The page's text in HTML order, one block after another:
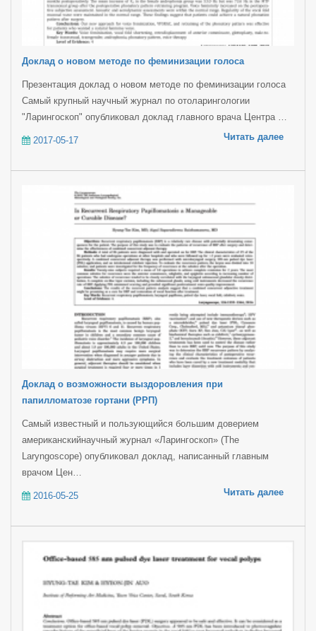
Доклад о новом методе по феминизации голоса
Презентация доклад о новом методе по феминизации голоса
Самый крупный научный журнал по отоларингологии
"Ларингоскоп" опубликовал доклад главного врача Центра …
2017-05-17 Читать далее
Доклад о возможности выздоровления при
папилломатозе гортани (РРП)
Самый известный и пользующийся большим доверием
американскийнаучный журнал «Ларингоскоп» (The
Laryngoscope) опубликовал доклад, написанный главным
врачом Цен…
2016-05-25 Читать далее